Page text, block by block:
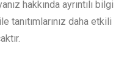
hakkında ayrıntılı bilgi
tanıtımlarınız daha etkili